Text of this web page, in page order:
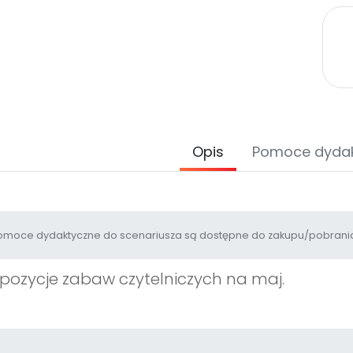
Opis Pomoce
dydaktyczne do scenariusza są dostępne do zakupu/
zabaw czytelniczych na maj.